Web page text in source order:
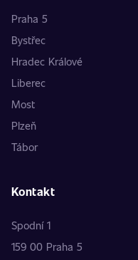
Praha 5
Bystřec
Hradec Králové
Liberec
Most
Plzeň
Tábor
Kontakt
Spodní 1
159 00 Praha 5